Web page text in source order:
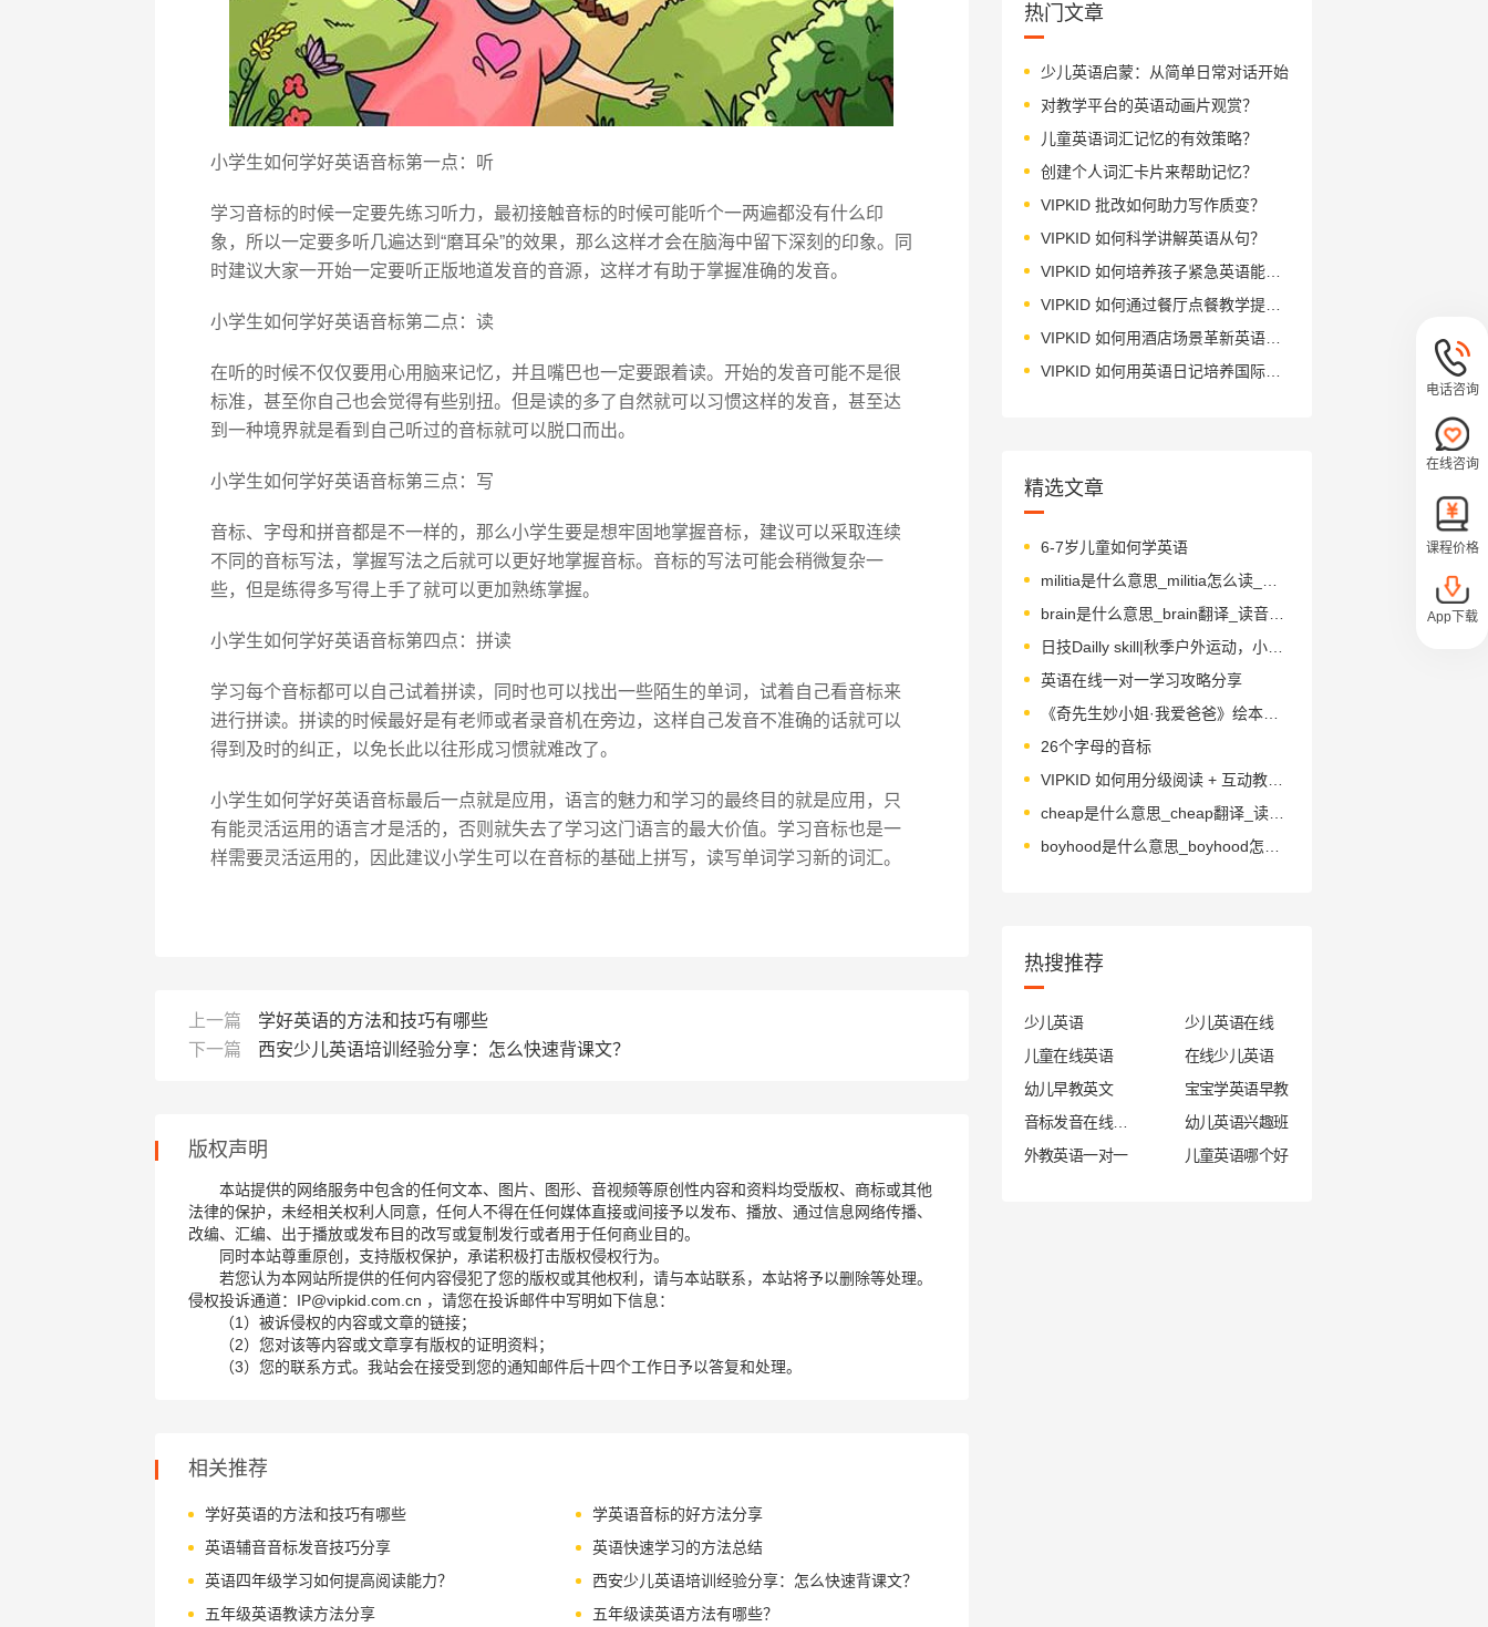
小学生如何学好英语音标第一点：听
学习音标的时候一定要先练习听力，最初接触音标的时候可能听个一两遍都没有什么印
象，所以一定要多听几遍达到“磨耳朵”的效果，那么这样才会在脑海中留下深刻的印象。同
时建议大家一开始一定要听正版地道发音的音源，这样才有助于掌握准确的发音。
小学生如何学好英语音标第二点：读
在听的时候不仅仅要用心用脑来记忆，并且嘴巴也一定要跟着读。开始的发音可能不是很
标准，甚至你自己也会觉得有些别扭。但是读的多了自然就可以习惯这样的发音，甚至达
到一种境界就是看到自己听过的音标就可以脱口而出。
小学生如何学好英语音标第三点：写
音标、字母和拼音都是不一样的，那么小学生要是想牢固地掌握音标，建议可以采取连续
不同的音标写法，掌握写法之后就可以更好地掌握音标。音标的写法可能会稍微复杂一
些，但是练得多写得上手了就可以更加熟练掌握。
小学生如何学好英语音标第四点：拼读
学习每个音标都可以自己试着拼读，同时也可以找出一些陌生的单词，试着自己看音标来
进行拼读。拼读的时候最好是有老师或者录音机在旁边，这样自己发音不准确的话就可以
得到及时的纠正，以免长此以往形成习惯就难改了。
小学生如何学好英语音标最后一点就是应用，语言的魅力和学习的最终目的就是应用，只
有能灵活运用的语言才是活的，否则就失去了学习这门语言的最大价值。学习音标也是一
样需要灵活运用的，因此建议小学生可以在音标的基础上拼写，读写单词学习新的词汇。
上一篇
学好英语的方法和技巧有哪些
下一篇
西安少儿英语培训经验分享：怎么快速背课文？
版权声明
本站提供的网络服务中包含的任何文本、图片、图形、音视频等原创性内容和资料均受版权、商标或其他
法律的保护，未经相关权利人同意，任何人不得在任何媒体直接或间接予以发布、播放、通过信息网络传播、
改编、汇编、出于播放或发布目的改写或复制发行或者用于任何商业目的。
同时本站尊重原创，支持版权保护，承诺积极打击版权侵权行为。
若您认为本网站所提供的任何内容侵犯了您的版权或其他权利，请与本站联系，本站将予以删除等处理。
侵权投诉通道：IP@vipkid.com.cn ，请您在投诉邮件中写明如下信息：
（1）被诉侵权的内容或文章的链接；
（2）您对该等内容或文章享有版权的证明资料；
（3）您的联系方式。我站会在接受到您的通知邮件后十四个工作日予以答复和处理。
相关推荐
学好英语的方法和技巧有哪些
学英语音标的好方法分享
英语辅音音标发音技巧分享
英语快速学习的方法总结
英语四年级学习如何提高阅读能力？
西安少儿英语培训经验分享：怎么快速背课文？
五年级英语教读方法分享
五年级读英语方法有哪些？
热门文章
少儿英语启蒙：从简单日常对话开始
对教学平台的英语动画片观赏？
儿童英语词汇记忆的有效策略？
创建个人词汇卡片来帮助记忆？
VIPKID 批改如何助力写作质变？
VIPKID 如何科学讲解英语从句？
VIPKID 如何培养孩子紧急英语能力？
VIPKID 如何通过餐厅点餐教学提升少儿英语应用能力？
VIPKID 如何用酒店场景革新英语教学？
VIPKID 如何用英语日记培养国际化人才？
精选文章
6-7岁儿童如何学英语
brain是什么意思_brain翻译_读音_用法_翻译
日技Dailly skill|秋季户外运动，小朋友们动起来！
英语在线一对一学习攻略分享
《奇先生妙小姐·我爱爸爸》绘本简介
26个字母的音标
VIPKID 如何用分级阅读 + 互动教学启蒙？
cheap是什么意思_cheap翻译_读音_用法_翻译
热搜推荐
少儿英语
少儿英语在线
儿童在线英语
在线少儿英语
幼儿早教英文
宝宝学英语早教
幼儿英语兴趣班
外教英语一对一
儿童英语哪个好
电话咨询
在线咨询
课程价格
App下载